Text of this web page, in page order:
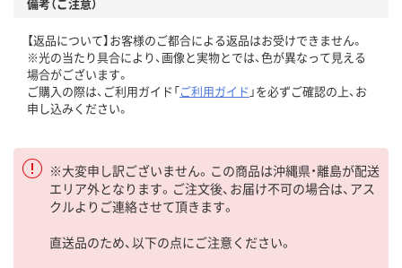
【返品について】お客様のご都合による返品はお受けできません。
※光の当たり具合により、画像と実物とでは、色が異なって見える
場合がございます。
ご購入の際は、ご利用ガイド「ご利用ガイド 」を必ずご確認の上、お
申し込みください。
※大変申し訳ございません。この商品は沖縄県・離島が配送
エリア外となります。ご注文後、お届け不可の場合は、アス
クルよりご連絡させて頂きます。
直送品のため、以下の点にご注意ください。